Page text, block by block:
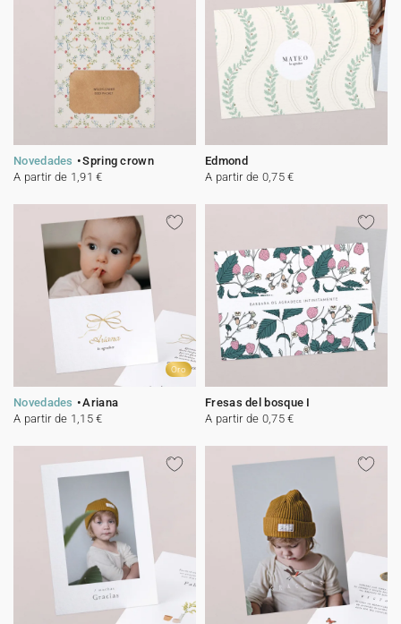
Novedades
Spring crown
A partir de 1,91 €
Edmond
A partir de 0,75 €
Oro
Novedades
Ariana
A partir de 1,15 €
Fresas del bosque I
A partir de 0,75 €